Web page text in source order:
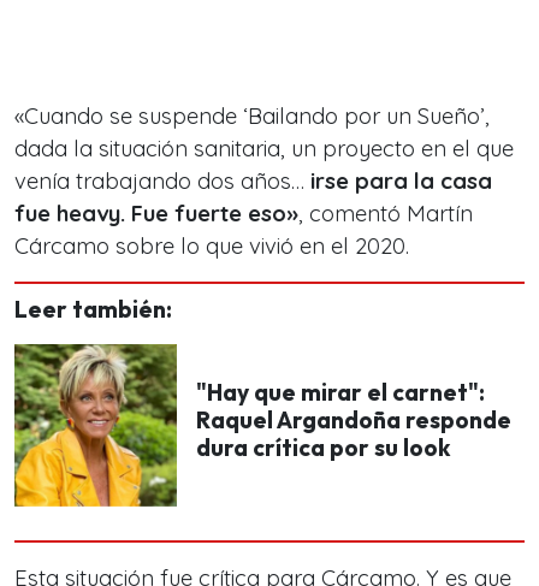
«Cuando se suspende ‘Bailando por un Sueño’,
dada la situación sanitaria, un proyecto en el que
venía trabajando dos años… irse para la casa
fue heavy. Fue fuerte eso», comentó Martín
Cárcamo sobre lo que vivió en el 2020.
Leer también:
"Hay que mirar el carnet":
Raquel Argandoña responde
dura crítica por su look
Esta situación fue crítica para Cárcamo. Y es que